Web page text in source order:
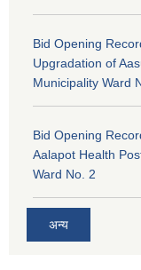
Bid Opening
Upgradation of
Municipality Ward
Bid Opening
Aalapot Health
Ward No. 2
अन्य